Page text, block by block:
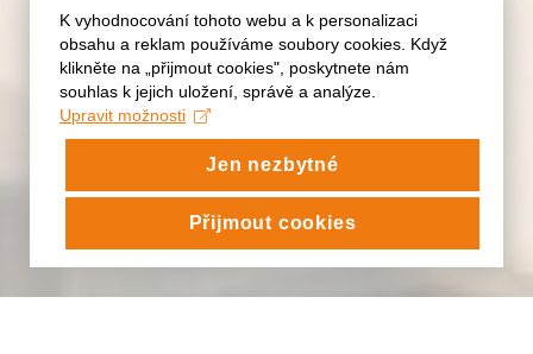
K vyhodnocování tohoto webu a k personalizaci
obsahu a reklam používáme soubory cookies. Když
klikněte na „přijmout cookies", poskytnete nám
souhlas k jejich uložení, správě a analýze.
Upravit možnosti
Jen nezbytné
Přijmout cookies